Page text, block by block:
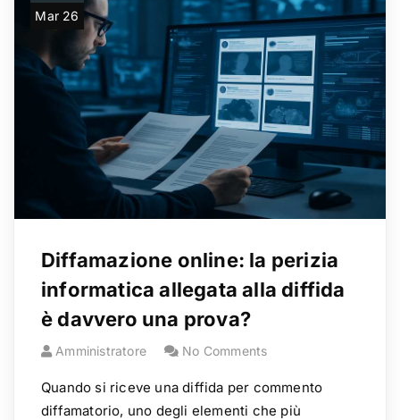
Mar 26
Diffamazione online: la perizia
informatica allegata alla diffida
è davvero una prova?
Amministratore No Comments
Quando si riceve una diffida per commento
diffamatorio, uno degli elementi che più